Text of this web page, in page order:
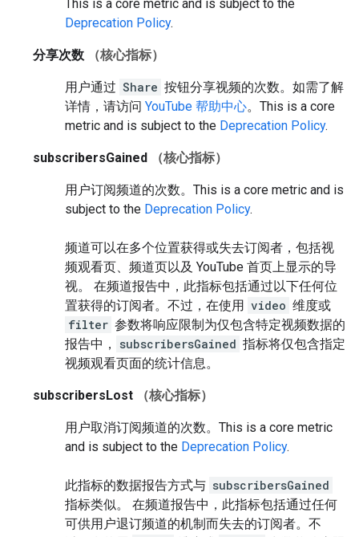
This is a core metric and is subject to the
Deprecation Policy.
分享次数 （核心指标）
用户通过 Share 按钮分享视频的次数。如需了解
详情，请访问 YouTube 帮助中心。 This is a core
metric and is subject to the Deprecation Policy.
subscribersGained （核心指标）
用户订阅频道的次数。 This is a core metric and is
subject to the Deprecation Policy.
频道可以在多个位置获得或失去订阅者，包括视
频观看页、频道页以及 YouTube 首页上显示的导
视。 在频道报告中，此指标包括通过以下任何位
置获得的订阅者。不过，在使用 video 维度或
filter 参数将响应限制为仅包含特定视频数据的
报告中，
subscribersGained 指标将仅包含指定
视频观看页面的统计信息。
subscribersLost （核心指标）
用户取消订阅频道的次数。 This is a core metric
and is subject to the Deprecation Policy.
此指标的数据报告方式与 subscribersGained
指标类似。 在频道报告中，此指标包括通过任何
可供用户退订频道的机制而失去的订阅者。不